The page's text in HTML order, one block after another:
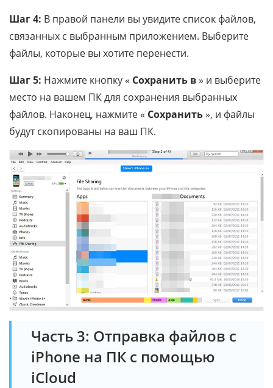
Шаг 4: В правой панели вы увидите список файлов,
связанных с выбранным приложением. Выберите
файлы, которые вы хотите перенести.
Шаг 5: Нажмите кнопку « Сохранить в» и выберите
место на вашем ПК для сохранения выбранных
файлов. Наконец, нажмите « Сохранить», и файлы
будут скопированы на ваш ПК.
Часть 3: Отправка файлов с
iPhone на ПК с помощью
iCloud